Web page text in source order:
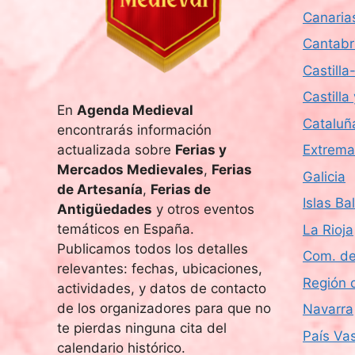
En Agenda Medieval
encontrarás información
actualizada sobre Ferias y
Mercados Medievales, Ferias
de Artesanía, Ferias de
Antigüedades y otros eventos
temáticos en España.
Publicamos todos los detalles
relevantes: fechas, ubicaciones,
actividades, y datos de contacto
de los organizadores para que no
te pierdas ninguna cita del
calendario histórico.
Castilla
Galicia
Islas
La Rioja
Com.
Región
Navarra
País